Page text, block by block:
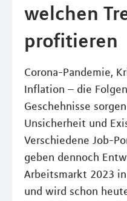
welchen
profitieren
Corona-Pandemie,
Inflation – die
Geschehnisse
Unsicherheit und
Verschiedene Job-
geben dennoch
Arbeitsmarkt 2023
und wird schon